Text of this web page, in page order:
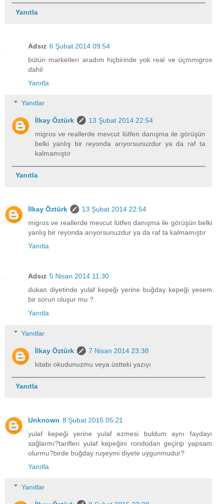
Yanıtla
Adsız 6 Şubat 2014 09:54
bütün marketleri aradım hiçbirinde yok real ve üçmmigros
dahil
Yanıtla
Yanıtlar
İlkay Öztürk
13 Şubat 2014 22:54
migros ve reallerde mevcut lütfen danışma ile görüşün
belki yanlış bir reyonda arıyorsunuzdur ya da raf ta
kalmamıştır
Yanıtla
İlkay Öztürk
13 Şubat 2014 22:54
migros ve reallerde mevcut lütfen danışma ile görüşün belki
yanlış bir reyonda arıyorsunuzdur ya da raf ta kalmamıştır
Yanıtla
Adsız 5 Nisan 2014 11:30
dukan diyetinde yulaf kepeği yerine buğday kepeği yesem
bir sorun oluşur mu ?
Yanıtla
Yanıtlar
İlkay Öztürk
7 Nisan 2014 23:38
kitabı okudunuzmu veya üstteki yazıyı
Yanıtla
Unknown 8 Şubat 2015 05:21
yulaf kepeği yerine yulaf ezmesi buldum aynı faydayı
sağlarmı?tarifleri yulaf kepeğini rondodan geçirip yapsam
olurmu?birde buğday ruşeymi diyete uygunmudur?
Yanıtla
Yanıtlar